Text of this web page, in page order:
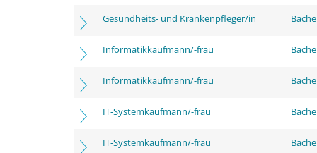
Gesundheits- und Krankenpfleger/in
Informatikkaufmann/-frau
Informatikkaufmann/-frau
IT-Systemkaufmann/-frau
IT-Systemkaufmann/-frau